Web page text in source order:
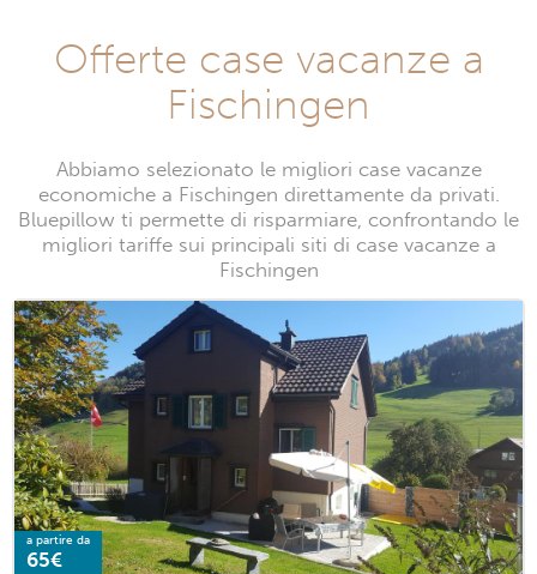
Offerte case vacanze a
Fischingen
Abbiamo selezionato le migliori case vacanze
economiche a Fischingen direttamente da privati.
Bluepillow ti permette di risparmiare, confrontando le
migliori tariffe sui principali siti di case vacanze a
Fischingen
a partire da
65€